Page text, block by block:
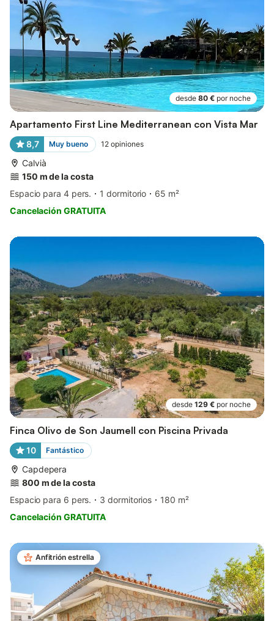
desde 80 € por noche
Apartamento First Line Mediterranean con Vista Mar
8,7 Muy bueno 12 opiniones
Calvià
150 m de la costa
Espacio para 4 pers.
1 dormitorio
65 m²
Cancelación GRATUITA
desde 129 € por noche
Finca Olivo de Son Jaumell con Piscina Privada
10 Fantástico
Capdepera
800 m de la costa
Espacio para 6 pers.
3 dormitorios
180 m²
Cancelación GRATUITA
Anfitrión estrella